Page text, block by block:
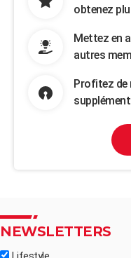
obtenez
Mettez en
autres
Profitez
NEWSLETTERS